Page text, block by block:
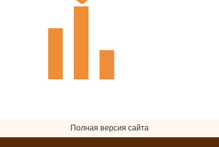
Полная версия сайта